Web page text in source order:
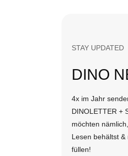
STAY UPDATED
DINO
4x im Jahr
DINOLETTER +
möchten
Lesen behältst &
füllen!